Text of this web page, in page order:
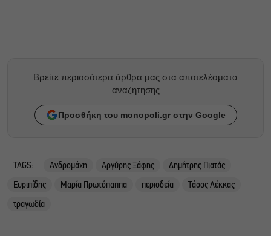
Βρείτε περισσότερα άρθρα μας στα αποτελέσματα
αναζητησης
Προσθήκη του monopoli.gr στην Google
TAGS: Ανδρομάχη Αργύρης Ξάφης
Δημήτρης Πιατάς
Ευριπίδης
Μαρία Πρωτόπαππα περιοδεία
Τάσος Λέκκας
τραγωδία